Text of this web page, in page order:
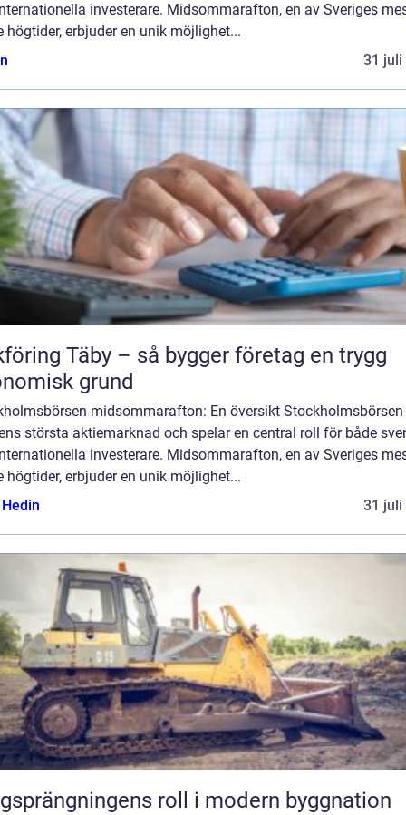
investerare. Midsommarafton, en av Sveriges
högtider, erbjuder en unik möjlighet...
31 juli
Täby – så bygger företag en trygg
grund
midsommarafton: En översikt Stockholmsbörsen
största aktiemarknad och spelar en central roll för både
investerare. Midsommarafton, en av Sveriges
högtider, erbjuder en unik möjlighet...
31 juli
roll i modern byggnation